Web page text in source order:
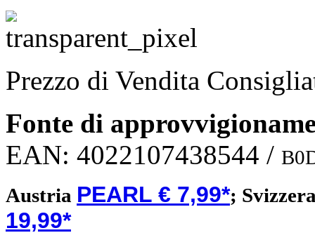
Prezzo di Vendita
Fonte di
EAN: 4022107438544 /
Austria PEARL € 7,99*;
19,99*